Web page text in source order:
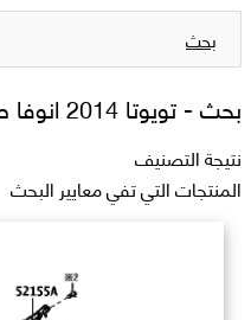
بحث
بحث -تويوتا 2014 انوفا صدام خلفي
نتيجة التصنيف
المنتجات التي تفي معايير البحث